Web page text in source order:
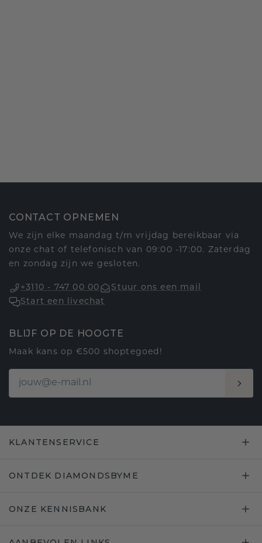
CONTACT OPNEMEN
We zijn elke maandag t/m vrijdag bereikbaar via
onze chat of telefonisch van 09:00 -17:00. Zaterdag
en zondag zijn we gesloten.
+3110 - 747 00 00
Stuur ons een mail
Start een livechat
BLIJF OP DE HOOGTE
Maak kans op €500 shoptegoed!
KLANTENSERVICE
ONTDEK DIAMONDSBYME
ONZE KENNISBANK